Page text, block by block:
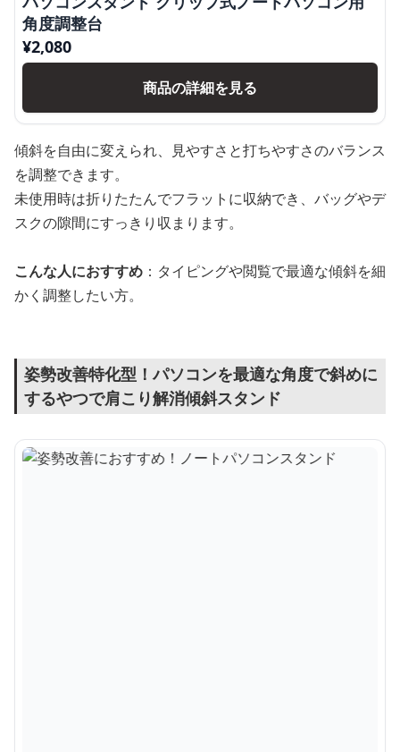
角度調整台
¥2,080
商品の詳細を見る
傾斜を自由に変えられ、見やすさと打ちやすさのバランス
を調整できます。
未使用時は折りたたんでフラットに収納でき、バッグやデ
スクの隙間にすっきり収まります。
こんな人におすすめ ：タイピングや閲覧で最適な傾斜を細
かく調整したい方。
姿勢改善特化型！パソコンを最適な角度で斜めに
するやつで肩こり解消傾斜スタンド